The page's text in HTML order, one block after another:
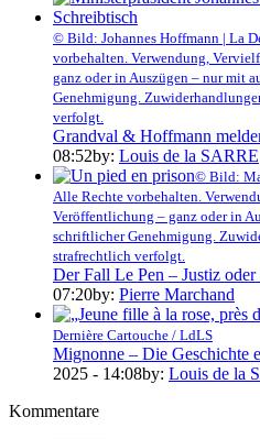
© Bild: Johannes Hoffmann | La
vorbehalten. Verwendung,
ganz oder in Auszügen – nur mit
Genehmigung.
verfolgt.
Grandval & Hoffmann
08:52by: Louis de la SARRE
© Bild:
Alle Rechte vorbehalten.
Veröffentlichung – ganz oder in
schriftlicher Genehmigung.
strafrechtlich verfolgt.
Der Fall Le Pen – Justiz oder
07:20by: Pierre Marchand
Dernière Cartouche / LdLS
Mignonne – Die Geschichte
2025 - 14:08by: Louis de la
Kommentare